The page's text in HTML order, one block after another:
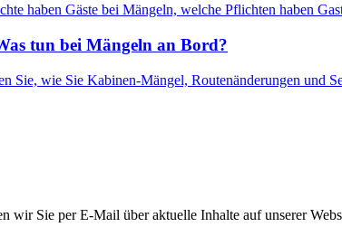
haben Gäste bei Mängeln, welche Pflichten haben
tun bei Mängeln an Bord?
Sie, wie Sie Kabinen-Mängel, Routenänderungen und
wir Sie per E-Mail über aktuelle Inhalte auf unserer